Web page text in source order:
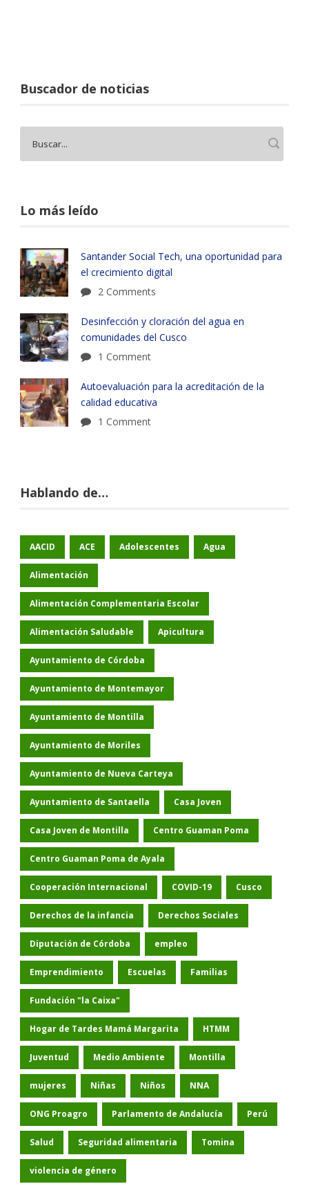
Buscador de noticias
Lo más leído
Santander Social Tech, una oportunidad para
el crecimiento digital
2 Comments
Desinfección y cloración del agua en
comunidades del Cusco
1 Comment
Autoevaluación para la acreditación de la
calidad educativa
1 Comment
Hablando de…
AACID ACE Adolescentes Agua
Alimentación
Alimentación Complementaria Escolar
Alimentación Saludable Apicultura
Ayuntamiento de Córdoba
Ayuntamiento de Montemayor
Ayuntamiento de Montilla
Ayuntamiento de Moriles
Ayuntamiento de Nueva Carteya
Ayuntamiento de Santaella Casa Joven
Casa Joven de Montilla Centro Guaman Poma
Centro Guaman Poma de Ayala
Cooperación Internacional COVID-19 Cusco
Derechos de la infancia Derechos Sociales
Diputación de Córdoba empleo
Emprendimiento Escuelas Familias
Fundación "la Caixa"
Hogar de Tardes Mamá Margarita HTMM
Juventud Medio Ambiente Montilla
mujeres Niñas Niños NNA
ONG Proagro Parlamento de Andalucía Perú
Salud Seguridad alimentaria Tomina
violencia de género